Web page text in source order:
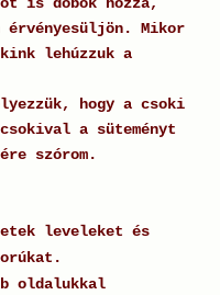
érvényesüljön. Mikor
lehúzzuk a
hogy a csoki
a süteményt
szórom.
leveleket és
oldalukkal